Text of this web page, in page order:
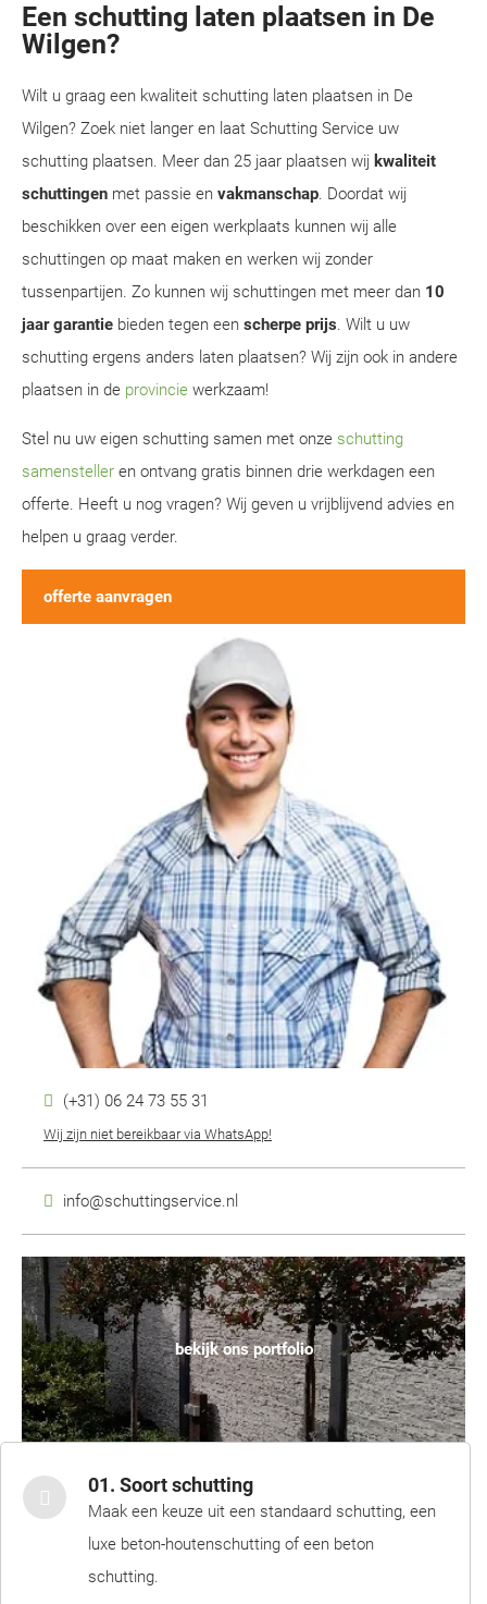
Een schutting laten plaatsen in De
Wilgen?
Wilt u graag een kwaliteit schutting laten plaatsen in De
Wilgen? Zoek niet langer en laat Schutting Service uw
schutting plaatsen. Meer dan 25 jaar plaatsen wij kwaliteit
schuttingen met passie en vakmanschap. Doordat wij
beschikken over een eigen werkplaats kunnen wij alle
schuttingen op maat maken en werken wij zonder
tussenpartijen. Zo kunnen wij schuttingen met meer dan 10
jaar garantie bieden tegen een scherpe prijs. Wilt u uw
schutting ergens anders laten plaatsen? Wij zijn ook in andere
plaatsen in de provincie werkzaam!
Stel nu uw eigen schutting samen met onze schutting
samensteller en ontvang gratis binnen drie werkdagen een
offerte. Heeft u nog vragen? Wij geven u vrijblijvend advies en
helpen u graag verder.
offerte aanvragen
(+31) 06 24 73 55 31
Wij zijn niet bereikbaar via WhatsApp!
info@schuttingservice.nl
bekijk ons portfolio
01. Soort schutting
Maak een keuze uit een standaard schutting, een
luxe beton-houtenschutting of een beton
schutting.